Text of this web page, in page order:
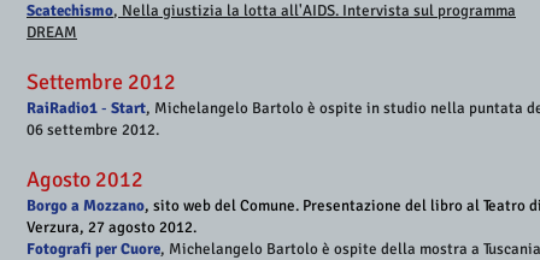
Scatechismo, Nella giustizia la lotta all'AIDS. Intervista sul programma
DREAM
Settembre 2012
RaiRadio1- Start, Michelangelo Bartolo è ospite in studio nella puntata
06 settembre 2012.
Agosto 2012
Borgo a Mozzano, sito web del Comune. Presentazione del libro al Teatro
Verzura, 27 agosto 2012.
Fotografi per Cuore, Michelangelo Bartolo è ospite della mostra a